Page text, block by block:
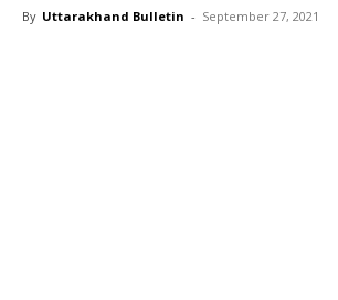
By Uttarakhand Bulletin - September 27, 2021